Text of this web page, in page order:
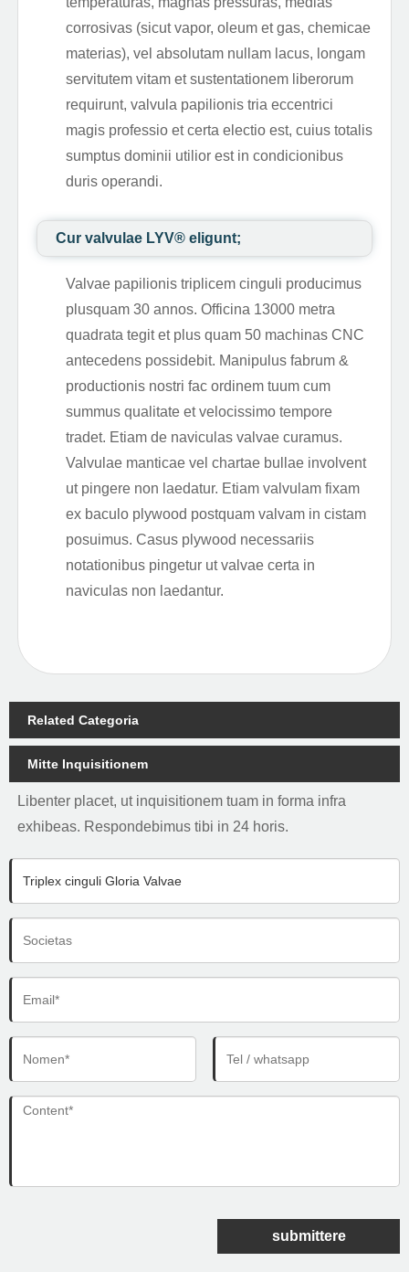
corrosivas (sicut vapor, oleum et gas, chemicae
materias), vel absolutam nullam lacus, longam
servitutem vitam et sustentationem liberorum
requirunt, valvula papilionis tria eccentrici
magis professio et certa electio est, cuius totalis
sumptus dominii utilior est in condicionibus
duris operandi.
Cur valvulae LYV®️ eligunt;
Valvae papilionis triplicem cinguli producimus
plusquam 30 annos. Officina 13000 metra
quadrata tegit et plus quam 50 machinas CNC
antecedens possidebit. Manipulus fabrum &
productionis nostri fac ordinem tuum cum
summus qualitate et velocissimo tempore
tradet. Etiam de naviculas valvae curamus.
Valvulae manticae vel chartae bullae involvent
ut pingere non laedatur. Etiam valvulam fixam
ex baculo plywood postquam valvam in cistam
posuimus. Casus plywood necessariis
notationibus pingetur ut valvae certa in
naviculas non laedantur.
Related Categoria
Mitte Inquisitionem
Libenter placet, ut inquisitionem tuam in forma infra
exhibeas. Respondebimus tibi in 24 horis.
submittere